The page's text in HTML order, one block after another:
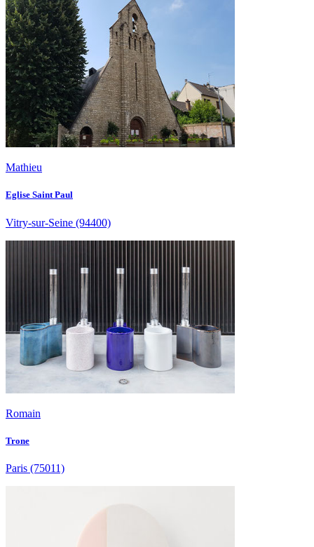
Mathieu
Eglise Saint Paul
Vitry-sur-Seine (94400)
Romain
Trone
Paris (75011)